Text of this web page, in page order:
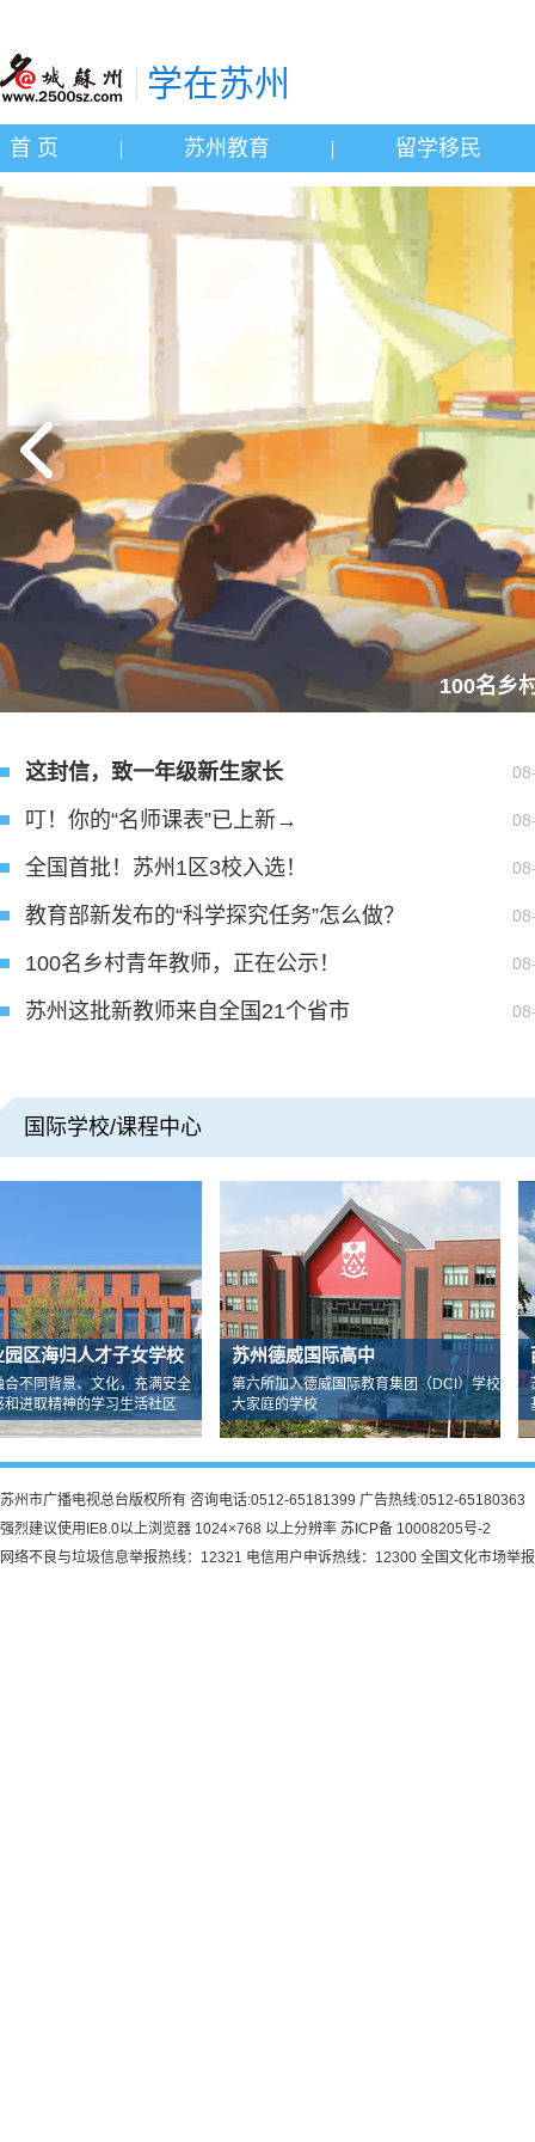
学在苏州
首 页 苏州教育 留学移民
100名乡
这封信，致一年级新生家长
叮！你的“名师课表”已上新→
全国首批！苏州1区3校入选！
教育部新发布的“科学探究任务”怎么做？
100名乡村青年教师，正在公示！
苏州这批新教师来自全国21个省市
国际学校/课程中心
归人才子女学校
景、文化，充满安全
神的学习生活社区
苏州德威国际高中
第六所加入德威国际教育集团（DCI）学校
大家庭的学校
西交
苏州市
基础教
苏州市广播电视总台版权所有 咨询电话:0512-65181399 广告热线:0512-65180363
强烈建议使用IE8.0以上浏览器 1024×768 以上分辨率 苏ICP备 10008205号-2
网络不良与垃圾信息举报热线：12321 电信用户申诉热线：12300 全国文化市场举